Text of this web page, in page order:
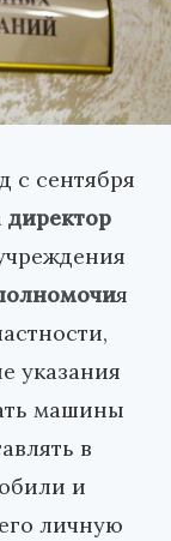
с сентября
директор
я
указания
машины
в
и
личную